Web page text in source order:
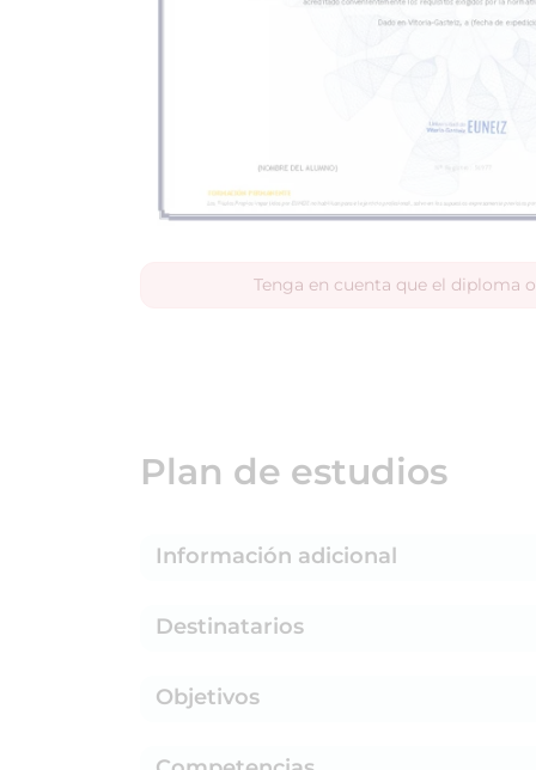
Tenga en cuenta que el diploma
Plan de estudios
Información adicional
Destinatarios
Objetivos